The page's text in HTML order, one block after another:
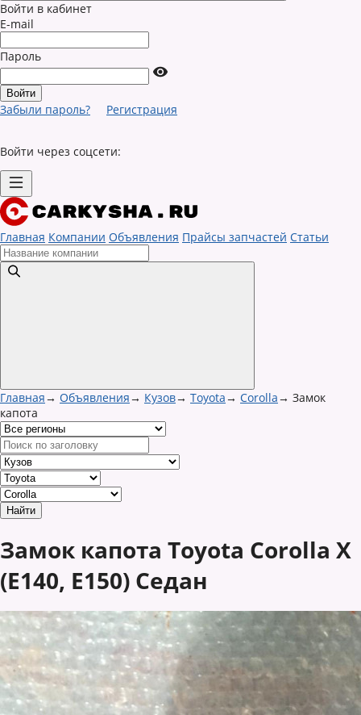
Войти в кабинет
E-mail
Пароль
Забыли пароль? Регистрация
Войти через соцсети:
Главная Компании Объявления Прайсы запчастей Статьи
Главная→ Объявления→ Кузов→ Toyota→ Corolla→ Замок
капота
Замок капота Toyota Corolla X
(E140, E150) Седан